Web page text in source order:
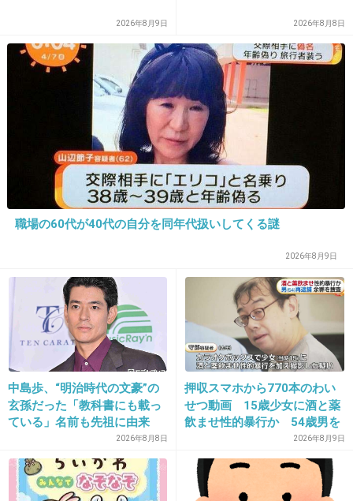
2015/02/22(日) 21:48:49
白髪染めとかヘアカラー!
+1409
2015/02/22(日) 21:48:52
藤原紀香、高島礼子の白髪染め
+2110
16. 匿名2015/02/22(日) 21:49:02
いちいちそんなこと気にしてCMみてるの？
暇だねー
2026年8月9日 2026年8月8日
職場の60代が40代の自分を同年代扱いしてくる謎
2026年8月9日
中島歩、“明治時代の文豪”の
玄孫だった「教科書にも載っ
ている」名前も先祖に由来
2026年8月8日
押収スマホから770本のわい
せつ動画 15歳少女に酒と薬
飲ませ性的暴行か 54歳男を
再逮捕 「薬もありますよ」
とSNSで誘い出し
2026年8月9日